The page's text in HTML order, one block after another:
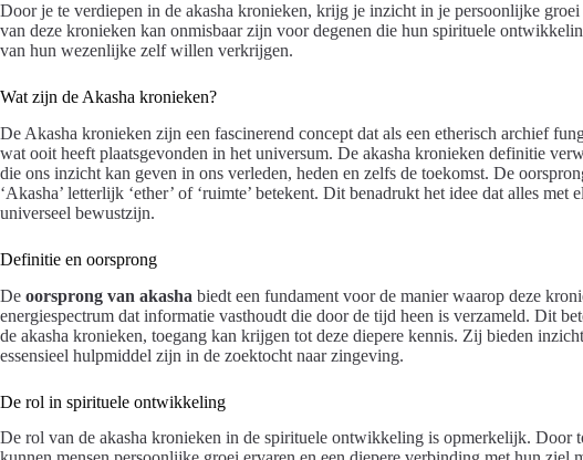
Door je te verdiepen in de akasha kronieken, krijg je inzicht in je persoonlijke
van deze kronieken kan onmisbaar zijn voor degenen die hun spirituele
van hun wezenlijke zelf willen verkrijgen.
Wat zijn de Akasha kronieken?
De Akasha kronieken zijn een fascinerend concept dat als een etherisch archief
wat ooit heeft plaatsgevonden in het universum. De akasha kronieken definitie
die ons inzicht kan geven in ons verleden, heden en zelfs de toekomst. De
‘Akasha’ letterlijk ‘ether’ of ‘ruimte’ betekent. Dit benadrukt het idee dat alles met
universeel bewustzijn.
Definitie en oorsprong
De oorsprong van akasha biedt een fundament voor de manier waarop deze
energiespectrum dat informatie vasthoudt die door de tijd heen is verzameld. Dit
de akasha kronieken, toegang kan krijgen tot deze diepere kennis. Zij bieden
essensieel hulpmiddel zijn in de zoektocht naar zingeving.
De rol in spirituele ontwikkeling
De rol van de akasha kronieken in de spirituele ontwikkeling is opmerkelijk. Door